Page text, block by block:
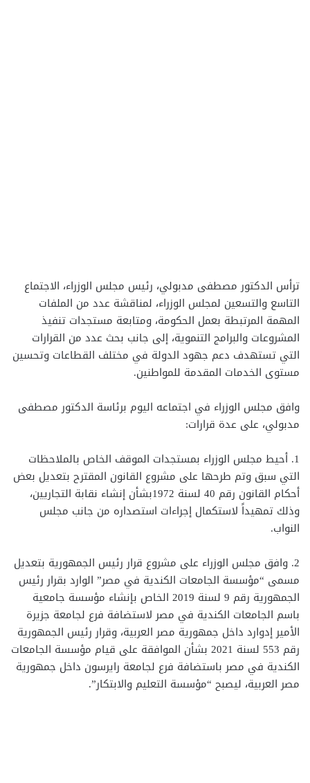
ترأس الدكتور مصطفى مدبولي، رئيس مجلس الوزراء، الاجتماع
التاسع والتسعين لمجلس الوزراء، لمناقشة عدد من الملفات
المهمة المرتبطة بعمل الحكومة، ومتابعة مستجدات تنفيذ
المشروعات والبرامج التنموية، إلى جانب بحث عدد من القرارات
التي تستهدف دعم جهود الدولة في مختلف القطاعات وتحسين
مستوى الخدمات المقدمة للمواطنين.
وافق مجلس الوزراء في اجتماعه اليوم برئاسة الدكتور مصطفى
مدبولي، على عدة قرارات:
1. أحيط مجلس الوزراء بمستجدات الموقف الخاص بالملاحظات
التي سبق وتم طرحها على مشروع القانون المقترح بتعديل بعض
أحكام القانون رقم 40 لسنة 1972بشأن إنشاء نقابة التجاريين،
وذلك تمهيداً لاستكمال إجراءات استصداره من جانب مجلس
النواب.
2. وافق مجلس الوزراء على مشروع قرار رئيس الجمهورية بتعديل
مسمى “مؤسسة الجامعات الكندية في مصر” الوارد بقرار رئيس
الجمهورية رقم 9 لسنة 2019 الخاص بإنشاء مؤسسة جامعية
باسم الجامعات الكندية في مصر لاستضافة فرع لجامعة جزيرة
الأمير إدوارد داخل جمهورية مصر العربية، وقرار رئيس الجمهورية
رقم 553 لسنة 2021 بشأن الموافقة على قيام مؤسسة الجامعات
الكندية في مصر باستضافة فرع لجامعة رايرسون داخل جمهورية
مصر العربية، ليصبح “مؤسسة التعليم والابتكار”.